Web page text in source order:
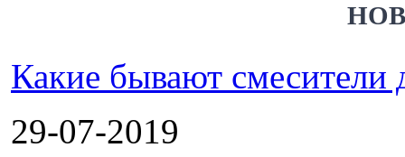
Какие бывают смесители
29-07-2019